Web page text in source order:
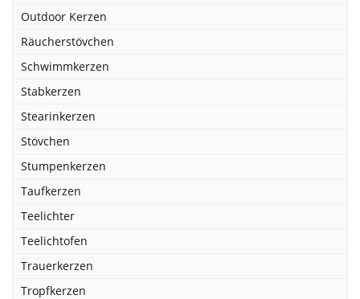
Outdoor Kerzen
Räucherstövchen
Schwimmkerzen
Stabkerzen
Stearinkerzen
Stövchen
Stumpenkerzen
Taufkerzen
Teelichter
Teelichtofen
Trauerkerzen
Tropfkerzen